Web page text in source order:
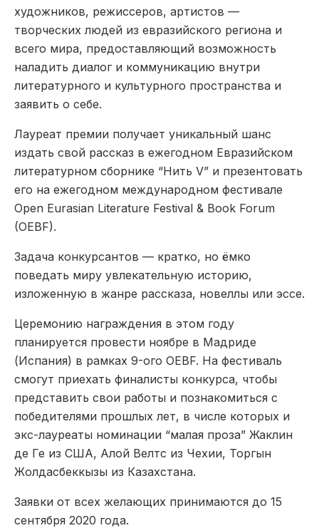
художников, режиссеров, артистов —
творческих людей из евразийского региона и
всего мира, предоставляющий возможность
наладить диалог и коммуникацию внутри
литературного и культурного пространства и
заявить о себе.
Лауреат премии получает уникальный шанс
издать свой рассказ в ежегодном Евразийском
литературном сборнике “Нить V” и презентовать
его на ежегодном международном фестивале
Open Eurasian Literature Festival & Book Forum
(OEBF).
Задача конкурсантов — кратко, но ёмко
поведать миру увлекательную историю,
изложенную в жанре рассказа, новеллы или эссе.
Церемонию награждения в этом году
планируется провести ноябре в Мадриде
(Испания) в рамках 9-ого OEBF. На фестиваль
смогут приехать финалисты конкурса, чтобы
представить свои работы и познакомиться с
победителями прошлых лет, в числе которых и
экс-лауреаты номинации “малая проза” Жаклин
де Ге из США, Алой Велтс из Чехии, Торгын
Жолдасбеккызы из Казахстана.
Заявки от всех желающих принимаются до 15
сентября 2020 года.